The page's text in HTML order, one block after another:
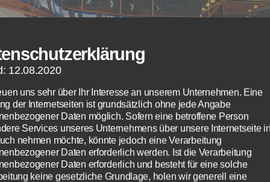
in Rocket League durch den Error 67 ein wenig getrübt -
12.08.2020
uns sehr über Ihr Interesse an unserem Unternehmen. Eine
der Internetseiten ist grundsätzlich ohne jede Angabe
Daten möglich. Sofern eine betroffene Person
Services unseres Unternehmens über unsere Internetseite in
nehmen möchte, könnte jedoch eine Verarbeitung
Daten erforderlich werden. Ist die Verarbeitung
Daten erforderlich und besteht für eine solche
keine gesetzliche Grundlage, holen wir generell eine